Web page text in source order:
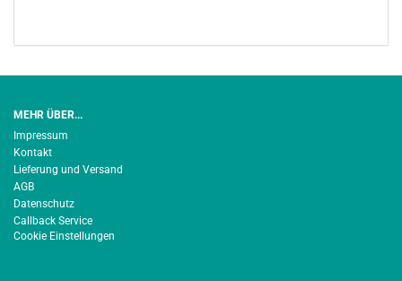
MEHR ÜBER...
Impressum
Kontakt
Lieferung und Versand
AGB
Datenschutz
Callback Service
Cookie Einstellungen